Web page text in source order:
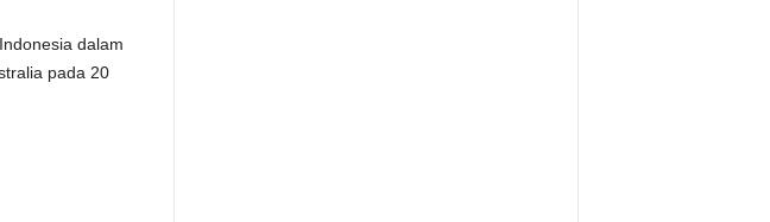
dalam
pada 20